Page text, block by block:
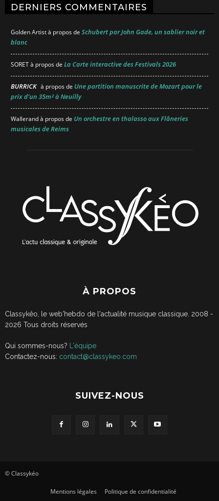
DERNIERS COMMENTAIRES
Golden Artistà propos de Schubert par John Gade, un sablier noir et
blanc
SORETà propos de La Carte interactive des Festivals 2026
BURRICK à propos de Une partition manuscrite de Mozart pour le
prix d’un 35m² à Neuilly
Wallerandà propos de Un orchestre en thalasso aux Flâneries
musicales de Reims
À PROPOS
Classykêo, le web'hebdo de l'actualité musique classique. 2008 -
2026 Tous droits réservés
Qui sommes-nous?
L'équipe
Contactez-nous: contact@classykeo.com
SUIVEZ-NOUS
© Classykéo
Mentions légales Politique de confidentialité